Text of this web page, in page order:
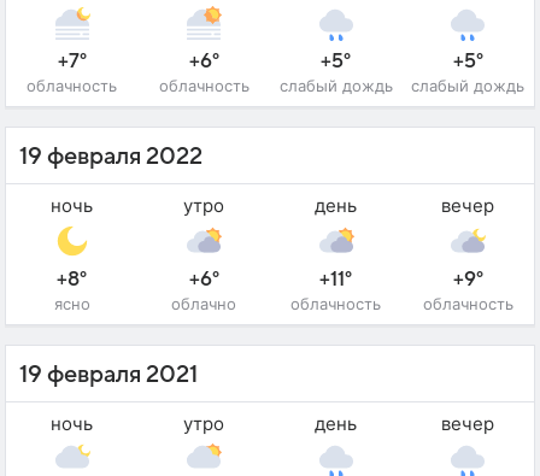
+7°
облачность
+6°
облачность
+5°
слабый дождь
+5°
слабый дождь
19 февраля 2022
ночь
+8°
ясно
утро
+6°
облачно
день
+11°
облачность
вечер
+9°
облачность
19 февраля 2021
ночь утро день вечер